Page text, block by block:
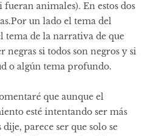
fueran animales). En estos dos
un lado el tema del
de la narrativa de que
negras si todos son negros y si
o algún tema profundo.
que aunque el
esté intentando ser más
parece ser que solo se